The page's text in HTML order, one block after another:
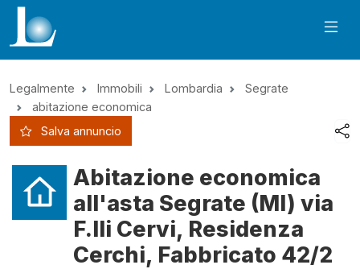
Legalmente Immobili Lombardia
Segrate
abitazione economica
Salva annuncio
Abitazione economica
all'asta Segrate (MI) via
F.lli Cervi, Residenza
Cerchi, Fabbricato 42/2